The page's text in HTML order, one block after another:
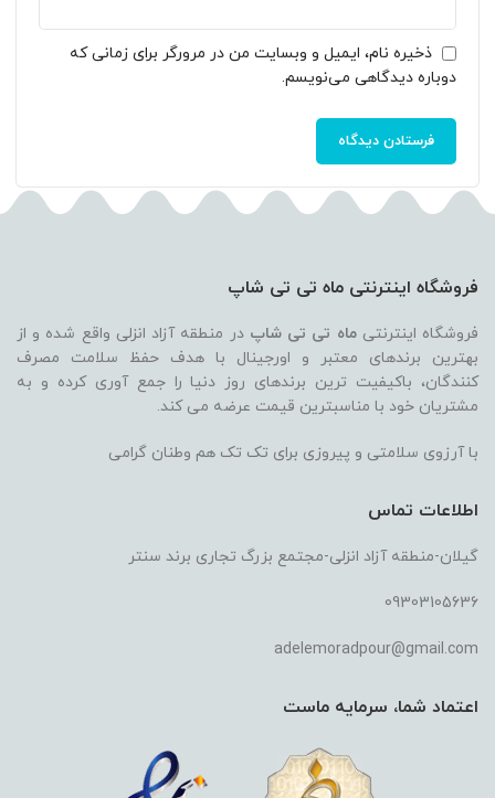
ذخیره نام، ایمیل و وبسایت من در مرورگر برای زمانی که
دوباره دیدگاهی می‌نویسم.
فروشگاه اینترنتی ماه تی تی شاپ
فروشگاه اینترنتیماه تی تی شاپ در منطقه آزاد انزلی واقع شده و از
بهترین برندهای معتبر و اورجینال با هدف حفظ سلامت مصرف
کنندگان، باکیفیت ترین برندهای روز دنیا را جمع آوری کرده و به
مشتریان خود با مناسبترین قیمت عرضه می کند.
با آرزوی سلامتی و پیروزی برای تک تک هم وطنان گرامی
اطلاعات تماس
گیلان-منطقه آزاد انزلی-مجتمع بزرگ تجاری برند سنتر
09303105636
adelemoradpour@gmail.com
اعتماد شما، سرمایه ماست